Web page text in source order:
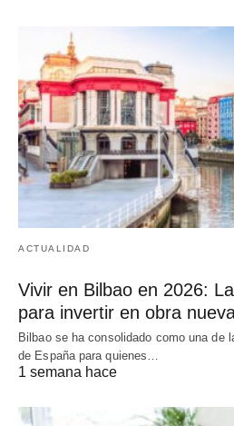
ACTUALIDAD
Vivir en Bilbao en 2026:
para invertir en obra
Bilbao se ha consolidado como una de
de España para quienes…
1 semana hace